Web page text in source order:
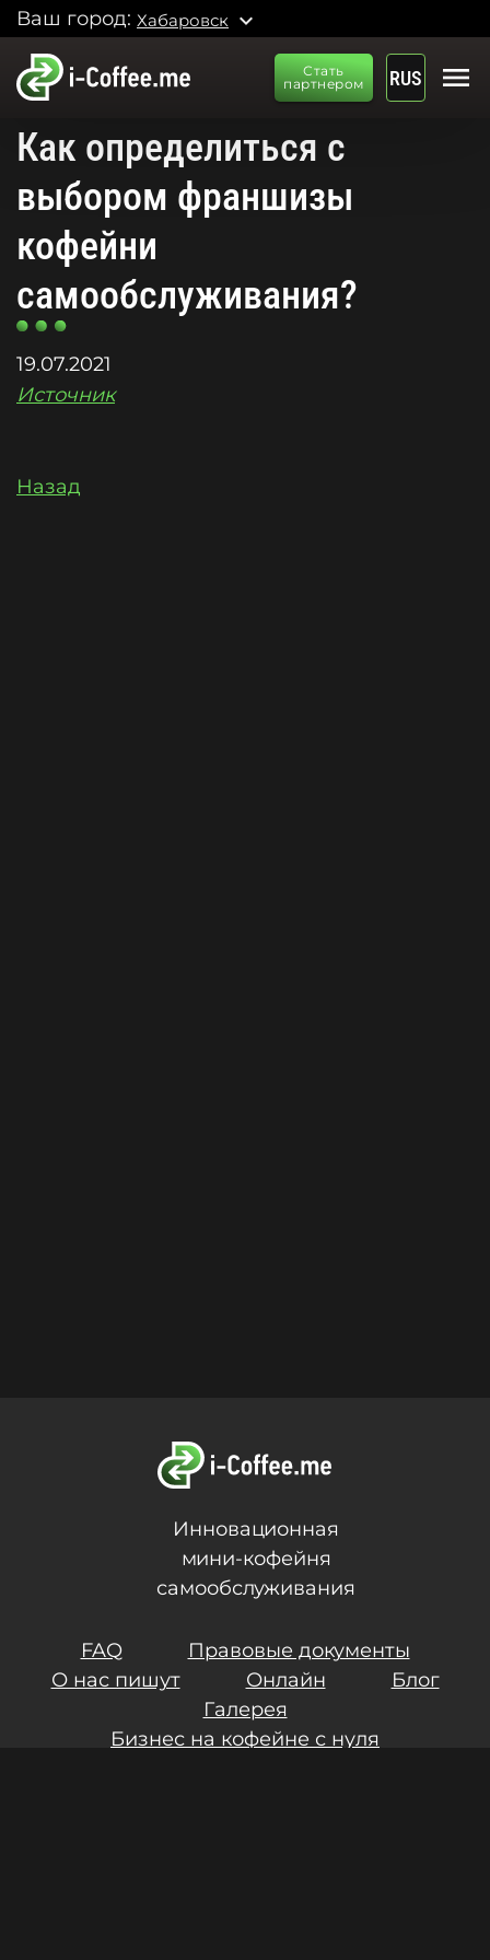
Ваш город: Хабаровск expand_more
Стать
партнером
RUS menu
Как определиться с
выбором франшизы
кофейни
самообслуживания?
19.07.2021
Источник
Назад
Инновационная
мини-кофейня
самообслуживания
FAQ
Правовые документы
О нас пишут
Онлайн
Блог
Галерея
Бизнес на кофейне с нуля